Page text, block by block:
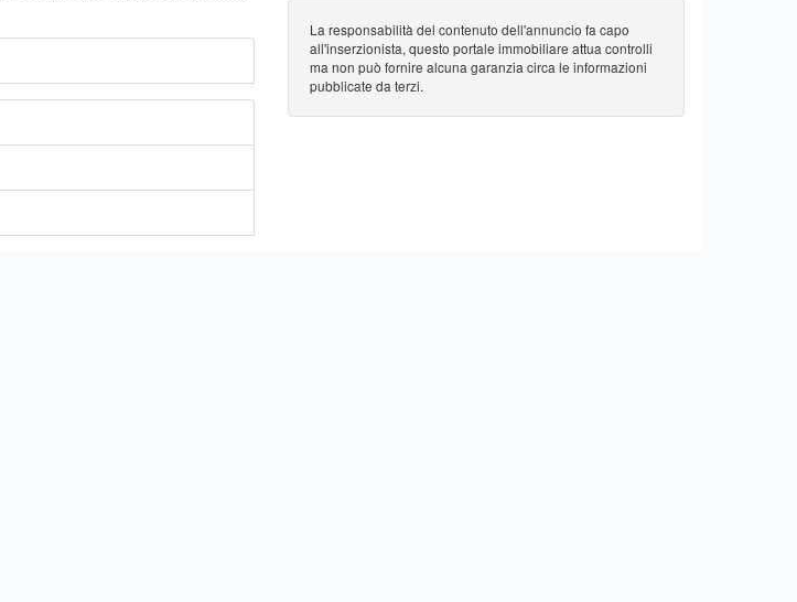
La responsabilità del contenuto dell'annuncio fa capo
all'inserzionista, questo portale immobiliare attua controlli
ma non può fornire alcuna garanzia circa le informazioni
pubblicate da terzi.